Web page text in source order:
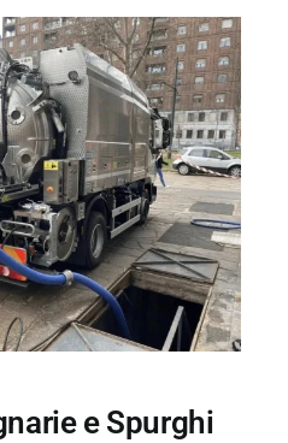
e Spurghi